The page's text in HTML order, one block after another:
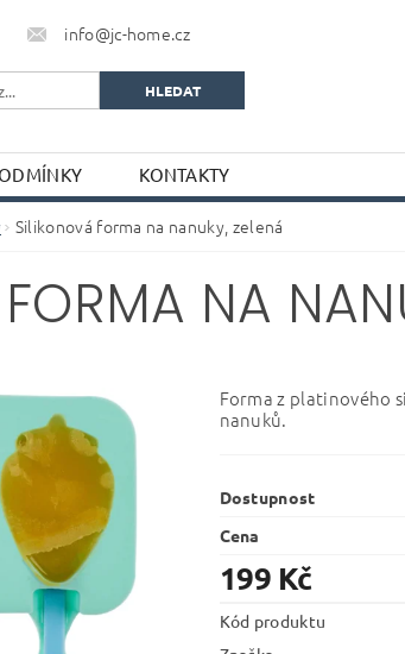
info@jc-home.cz
KONTAKTY
Silikonová forma na nanuky, zelená
NA
Forma z platinového
nanuků.
Dostupnost
Cena
199 Kč
Kód produktu